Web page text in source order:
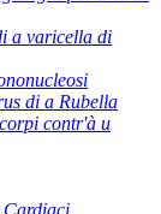
a varicella di
di a Rubella
contr'à u
Cardiaci